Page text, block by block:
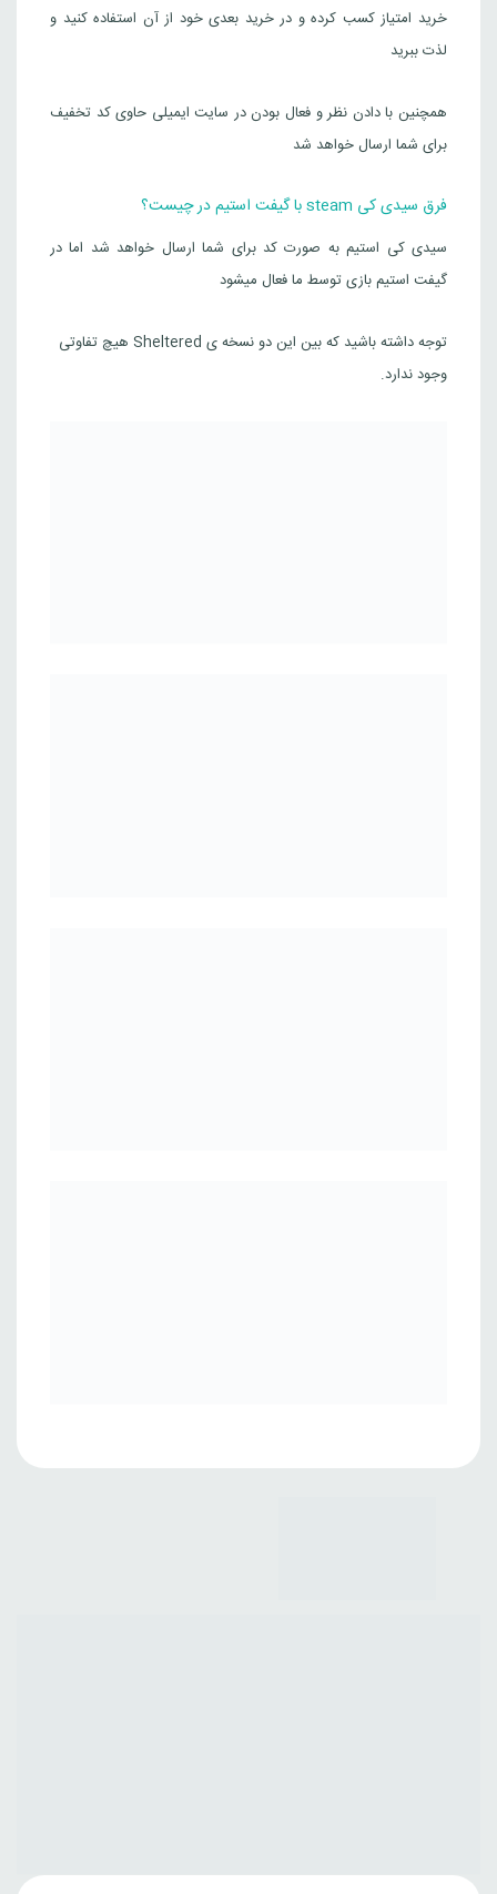
خرید امتیاز کسب کرده و در خرید بعدی خود از آن استفاده کنید و
لذت ببرید
همچنین با دادن نظر و فعال بودن در سایت ایمیلی حاوی کد تخفیف
برای شما ارسال خواهد شد
فرق سیدی کی steam با گیفت استیم در چیست؟
سیدی کی استیم به صورت کد برای شما ارسال خواهد شد اما در
گیفت استیم بازی توسط ما فعال میشود
توجه داشته باشید که بین این دو نسخه ی Sheltered هیچ تفاوتی
وجود ندارد.